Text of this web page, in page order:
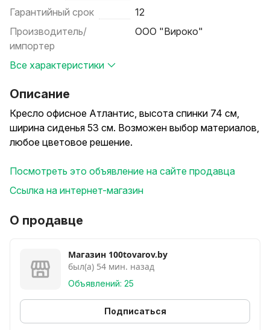
Гарантийный срок
12
Производитель/
импортер
ООО "Вироко"
Все характеристики
Описание
Кресло офисное Атлантис, высота спинки 74 см,
ширина сиденья 53 см. Возможен выбор материалов,
любое цветовое решение.
Посмотреть это объявление на сайте продавца
Ссылка на интернет-магазин
О продавце
Магазин 100tovarov.by
был(а) 54 мин. назад
Объявлений: 25
Подписаться